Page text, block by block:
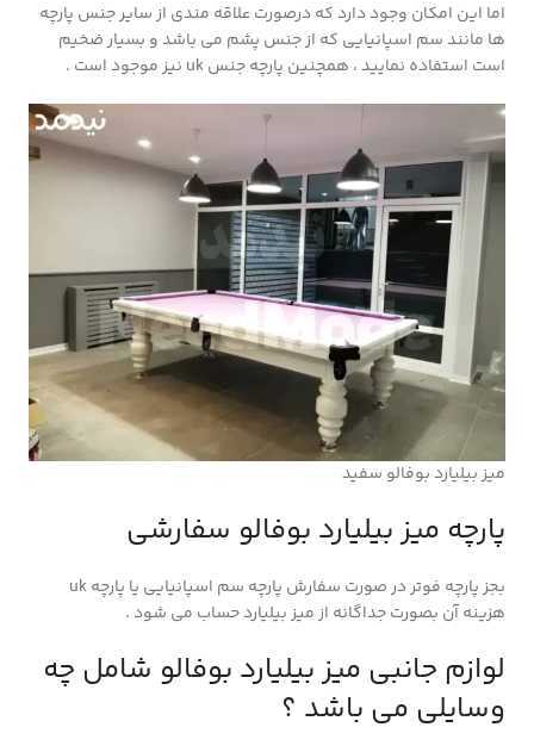
اما این امکان وجود دارد که درصورت علاقه مندی از سایر جنس پارچه
ها مانند سم اسپانیایی که از جنس پشم می باشد و بسیار ضخیم
است استفاده نمایید ، همچنین پارچه جنس uk نیز موجود است .
میز بیلیارد بوفالو سفید
پارچه میز بیلیارد بوفالو سفارشی
بجز پارچه فوتر در صورت سفارش پارچه سم اسپانیایی یا پارچه uk
هزینه آن بصورت جداگانه از میز بیلیارد حساب می شود .
لوازم جانبی میز بیلیارد بوفالو شامل چه
وسایلی می باشد ؟